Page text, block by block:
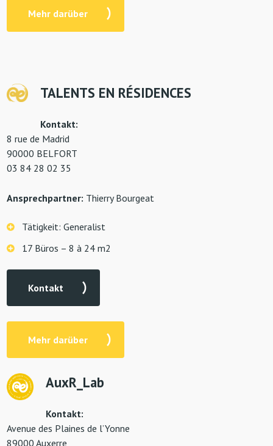
Mehr darüber
TALENTS EN RÉSIDENCES
Kontakt:
8 rue de Madrid
90000 BELFORT
03 84 28 02 35
Ansprechpartner: Thierry Bourgeat
Tätigkeit: Generalist
17 Büros – 8 à 24 m2
Kontakt
Mehr darüber
AuxR_Lab
Kontakt:
Avenue des Plaines de l’Yonne
89000 Auxerre